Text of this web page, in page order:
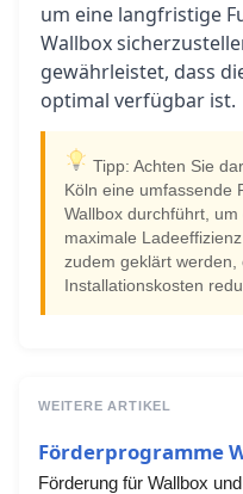
um eine langfristige
Wallbox
gewährleistet, dass
optimal verfügbar ist.
Tipp: Achten Sie
Köln eine umfassende
Wallbox durchführt,
maximale
zudem geklärt
Installationskosten
WEITERE ARTIKEL
Förderprogramme
Förderung für Wallbox